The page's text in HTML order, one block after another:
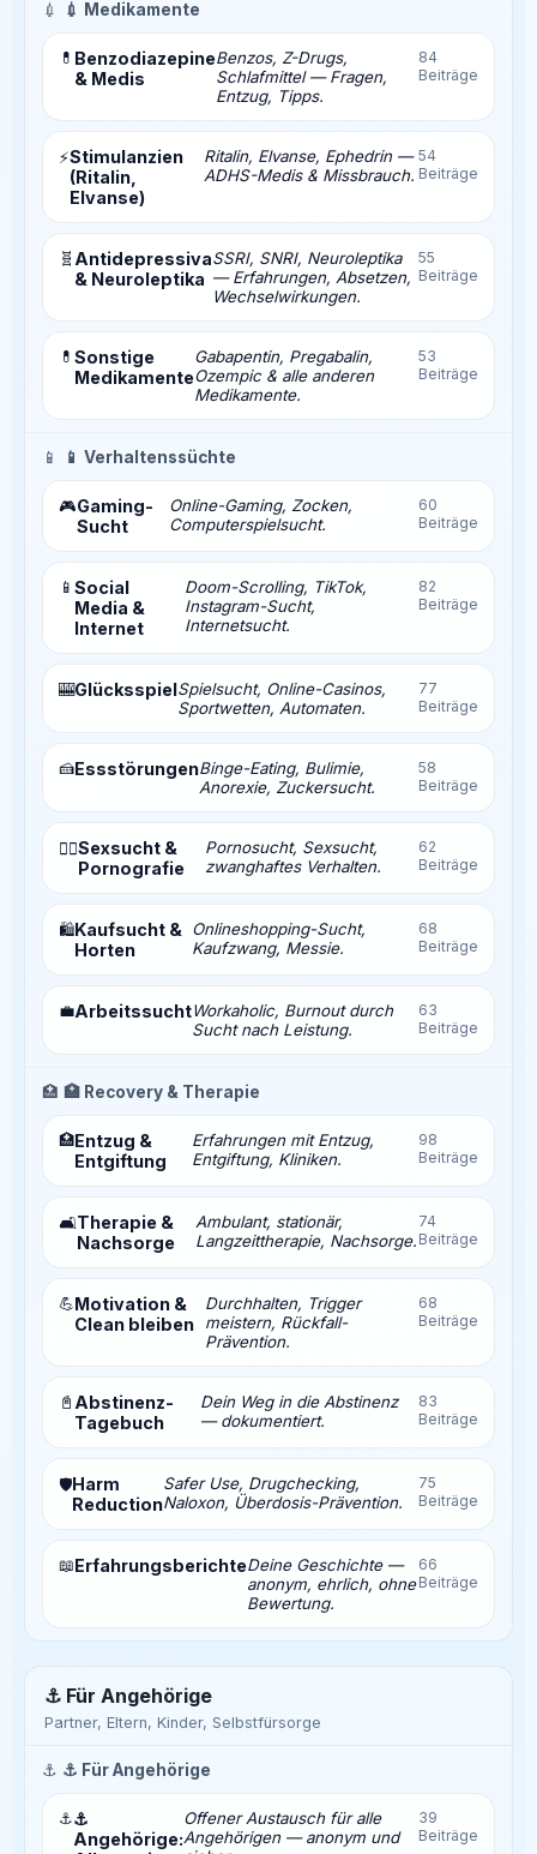
💉 💉 Medikamente
💊 Benzodiazepine
& Medis
Benzos, Z-Drugs,
Schlafmittel — Fragen,
Entzug, Tipps.
84
Beiträge
⚡Stimulanzien
(Ritalin,
Elvanse)
Ritalin, Elvanse, Ephedrin —
ADHS-Medis & Missbrauch.
54
Beiträge
🧬 Antidepressiva
& Neuroleptika
SSRI, SNRI, Neuroleptika
— Erfahrungen, Absetzen,
Wechselwirkungen.
55
Beiträge
💊 Sonstige
Medikamente
Gabapentin, Pregabalin,
Ozempic & alle anderen
Medikamente.
53
Beiträge
📱 📱 Verhaltenssüchte
🎮Gaming-
Sucht
Online-Gaming, Zocken,
Computerspielsucht.
60
Beiträge
📱 Social
Media &
Internet
Doom-Scrolling, TikTok,
Instagram-Sucht,
Internetsucht.
82
Beiträge
🎰GlücksspielSpielsucht, Online-Casinos,
Sportwetten, Automaten.
77
Beiträge
🍰EssstörungenBinge-Eating, Bulimie,
Anorexie, Zuckersucht.
58
Beiträge
❤️‍🔥Sexsucht &
Pornografie
Pornosucht, Sexsucht,
zwanghaftes Verhalten.
62
Beiträge
🛍️Kaufsucht &
Horten
Onlineshopping-Sucht,
Kaufzwang, Messie.
68
Beiträge
💼ArbeitssuchtWorkaholic, Burnout durch
Sucht nach Leistung.
63
Beiträge
🏥 🏥 Recovery & Therapie
🏥Entzug &
Entgiftung
Erfahrungen mit Entzug,
Entgiftung, Kliniken.
98
Beiträge
🛋️Therapie &
Nachsorge
Ambulant, stationär,
Langzeittherapie, Nachsorge.
74
Beiträge
💪Motivation &
Clean bleiben
Durchhalten, Trigger
meistern, Rückfall-
Prävention.
68
Beiträge
📓 Abstinenz-
Tagebuch
Dein Weg in die Abstinenz
— dokumentiert.
83
Beiträge
🛡️Harm
Reduction
Safer Use, Drugchecking,
Naloxon, Überdosis-Prävention.
75
Beiträge
📖ErfahrungsberichteDeine Geschichte —
anonym, ehrlich, ohne
Bewertung.
66
Beiträge
⚓ Für Angehörige
Partner, Eltern, Kinder, Selbstfürsorge
⚓ ⚓ Für Angehörige
⚓⚓
Angehörige:
Offener Austausch für alle
Angehörigen — anonym und
39
Beiträge